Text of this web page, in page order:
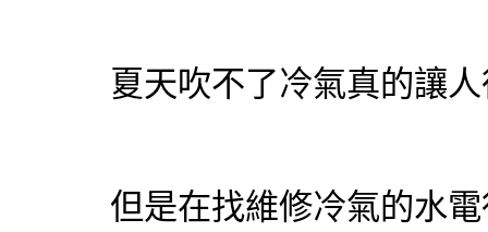
夏天吹不了冷氣真的讓
但是在找維修冷氣的水